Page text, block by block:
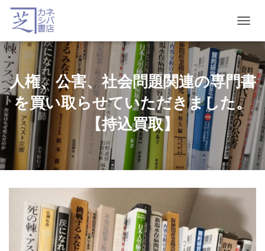
O
G
G
L
E
N
A
G
A
T
O
人権、公害、社会問題関連の専門書
を買い取らせていただきました。
【持込買取】